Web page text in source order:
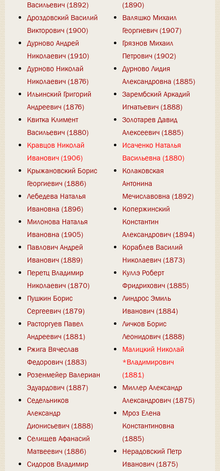
Васильевич (1892)
Дроздовский Василий
Викторович (1900)
Дурново Андрей
Николаевич (1910)
Дурново Николай
Николаевич (1876)
Ильинский Григорий
Андреевич (1876)
Квитка Климент
Васильевич (1880)
Кравцов Николай
Иванович (1906)
Крыжановский Борис
Георгиевич (1886)
Лебедева Наталья
Ивановна (1896)
Милонова Наталья
Ивановна (1905)
Павлович Андрей
Иванович (1889)
Перетц Владимир
Николаевич (1870)
Пушкин Борис
Сергеевич (1879)
Расторгуев Павел
Андреевич (1881)
Ржига Вячеслав
Федорович (1883)
Розенмейер Валериан
Эдуардович (1887)
Седельников
Александр
Дионисьевич (1888)
Селищев Афанасий
Матвеевич (1886)
Сидоров Владимир
(1890)
Валяшко Михаил
Георгиевич (1907)
Грязнов Михаил
Петрович (1902)
Дурново Лидия
Александровна (1885)
Зарембский Аркадий
Игнатьевич (1888)
Золотарев Давид
Алексеевич (1885)
Исаченко Наталья
Васильевна (1880)
Колаковская
Антонина
Мечиславовна (1892)
Копержинский
Константин
Александрович (1894)
Кораблев Василий
Николаевич (1873)
Куллэ Роберт
Фридрихович (1885)
Линдрос Эмиль
Иванович (1884)
Личков Борис
Леонидович (1888)
Малицкий Николай
*Владимирович
(1881)
Миллер Александр
Александрович (1875)
Мроз Елена
Константиновна
(1885)
Нерадовский Петр
Иванович (1875)